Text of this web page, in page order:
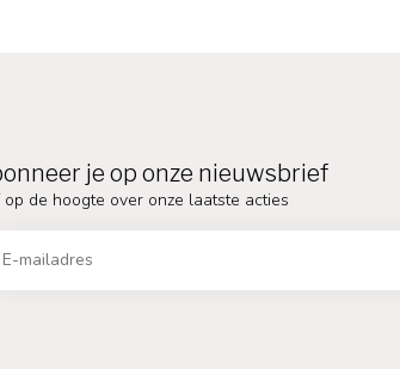
je op onze nieuwsbrief
op de hoogte over onze laatste acties